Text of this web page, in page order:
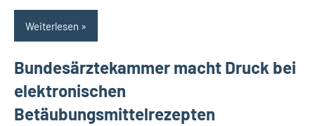
Weiterlesen
Bundesärztekammer macht Druck bei
elektronischen
Betäubungsmittelrezepten